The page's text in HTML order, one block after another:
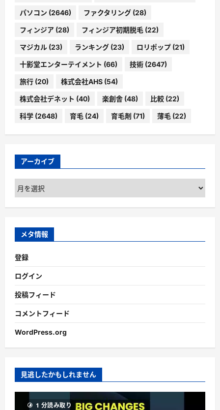
パソコン (2646) ファクタリング (28)
フィンジア (28) フィンジア初期脱毛 (22)
マジカル (23) ランキング (23) ロリポップ (21)
十影堂エンターテイメント (66) 技術 (2647)
旅行 (20) 株式会社AHS (54)
株式会社デネット (40) 楽創舎 (48) 比較 (22)
科学 (2648) 育毛 (24) 育毛剤 (71) 薄毛 (22)
アーカイブ
ア
ー
カ
ブ
メタ情報
登録
ログイン
投稿フィード
コメントフィード
WordPress.org
見逃したかもしれません
1 分読み取り